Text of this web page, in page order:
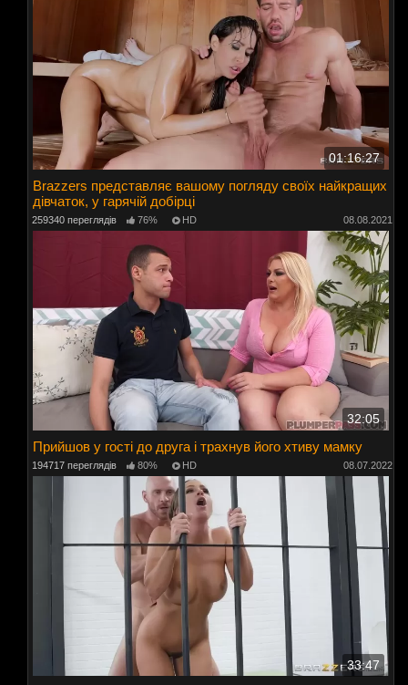
01:16:27
Brazzers представляє вашому погляду своїх найкращих
дівчаток, у гарячій добірці
259340 переглядів 76% HD 08.08.2021
32:05
Прийшов у гості до друга і трахнув його хтиву мамку
194717 переглядів 80% HD 08.07.2022
33:47